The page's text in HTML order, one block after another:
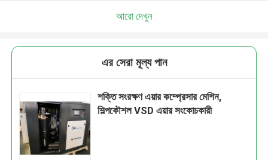
আরো দেখুন
এর সেরা মূল্য পান
শক্তি সংরক্ষণ এয়ার কম্প্রেসার মেশিন,
শিল্পকৌশল VSD এয়ার সংকোচকারী